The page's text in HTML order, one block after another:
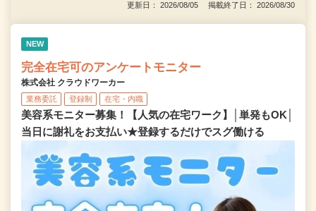
更新日： 2026/08/05 掲載終了日： 2026/08/30
NEW
完全在宅可のアンケートモニター
株式会社 クラウドワーカー
業務委託 登録制 在宅・内職
美容系モニター募集！【人気の在宅ワーク】│単発もOK│
当日に謝礼をお支払い★登録するだけでスグ働ける